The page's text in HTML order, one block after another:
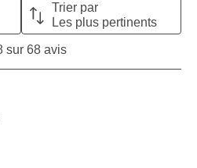
Trier par
Les plus pertinents
sur 68 avis